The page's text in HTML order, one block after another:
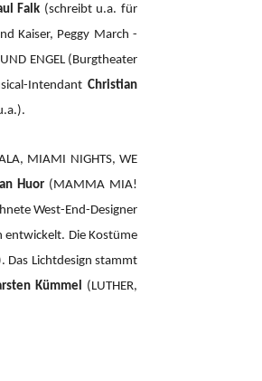
Falk (schreibt u.a. für
Kaiser, Peggy March -
UND ENGEL (Burgtheater
IntendantChristian
MIAMI NIGHTS, WE
Huor (MAMMA MIA!
West-End-Designer
entwickelt. Die Kostüme
Das Lichtdesign stammt
Kümmel (LUTHER,